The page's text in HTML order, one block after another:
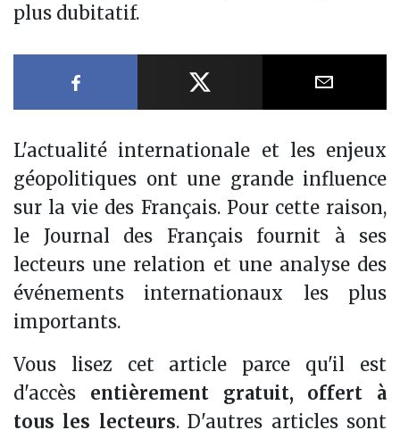
plus dubitatif.
Partager sur FacebookPartager sur X
L'actualité internationale et les enjeux
géopolitiques ont une grande influence
sur la vie des Français. Pour cette raison,
le Journal des Français fournit à ses
lecteurs une relation et une analyse des
événements internationaux les plus
importants.
Vous lisez cet article parce qu'il est
d'accès entièrement gratuit, offert à
tous les lecteurs. D'autres articles sont